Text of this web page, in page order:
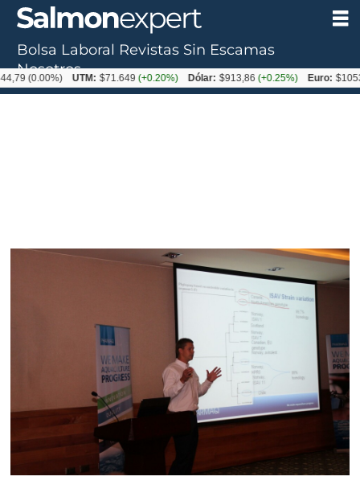
Bolsa Laboral Revistas Sin Escamas
Nosotros
UTM: $71.649(+0.20%) Dólar: $913,86(+0.25%) Euro: $1053,08 (-